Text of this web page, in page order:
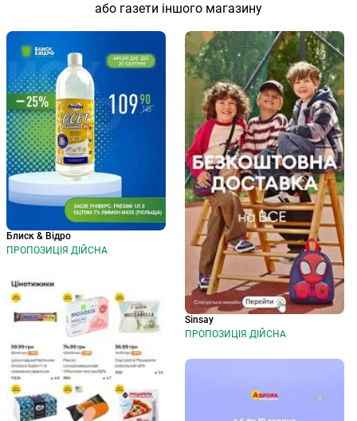
або газети іншого магазину
Блиск & Відро
ПРОПОЗИЦІЯ ДІЙСНА
Sinsay
ПРОПОЗИЦІЯ ДІЙСНА